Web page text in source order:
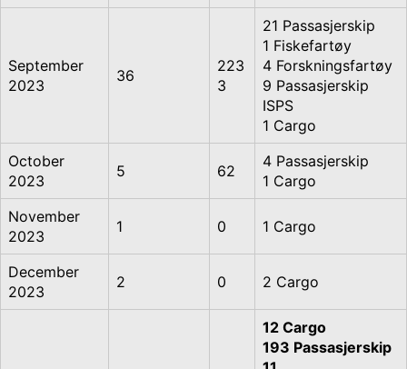
September
2023
36
223
3
21 Passasjerskip
1 Fiskefartøy
4 Forskningsfartøy
9 Passasjerskip
ISPS
1 Cargo
October
2023
5 62
4 Passasjerskip
1 Cargo
November
2023
1 0 1 Cargo
December
2023
2 0 2 Cargo
12 Cargo
193 Passasjerskip